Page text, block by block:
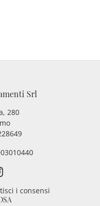
Srl
280
i consensi